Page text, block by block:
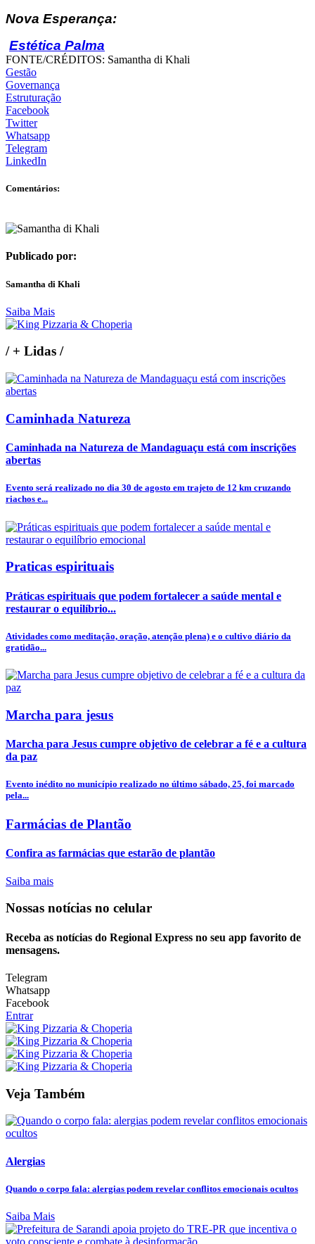
Nova Esperança:
Estética Palma
FONTE/CRÉDITOS: Samantha di Khali
Gestão
Governança
Estruturação
Facebook
Twitter
Whatsapp
Telegram
LinkedIn
Comentários:
Publicado por:
Samantha di Khali
Saiba Mais
/+ Lidas /
Caminhada Natureza
Caminhada na Natureza de Mandaguaçu está com inscrições
abertas
Evento será realizado no dia 30 de agosto em trajeto de 12 km cruzando
riachos e...
Praticas espirituais
Práticas espirituais que podem fortalecer a saúde mental e
restaurar o equilíbrio...
Atividades como meditação, oração, atenção plena) e o cultivo diário da
gratidão...
Marcha para jesus
Marcha para Jesus cumpre objetivo de celebrar a fé e a cultura
da paz
Evento inédito no município realizado no último sábado, 25, foi marcado
pela...
Farmácias de Plantão
Confira as farmácias que estarão de plantão
Saiba mais
Nossas notícias no celular
Receba as notícias do Regional Express no seu app favorito de
mensagens.
Telegram
Whatsapp
Facebook
Entrar
Veja Também
Alergias
Quando o corpo fala: alergias podem revelar conflitos emocionais ocultos
Saiba Mais